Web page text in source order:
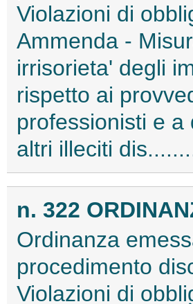
Violazioni di
Ammenda -
irrisorieta' degli
rispetto ai
professionisti e
altri illeciti
n. 322
Ordinanza
procedimento
Violazioni di